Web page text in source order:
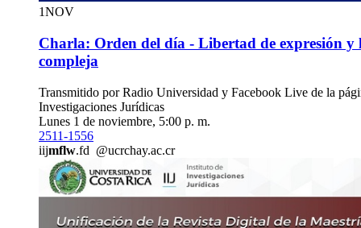
1NOV
Charla: Orden del día - Libertad de expresión y
compleja
Transmitido por Radio Universidad y Facebook Live de la
Investigaciones Jurídicas
Lunes 1 de noviembre, 5:00 p. m.
2511-1556
iijmflw.fd @ucrchay.ac.cr